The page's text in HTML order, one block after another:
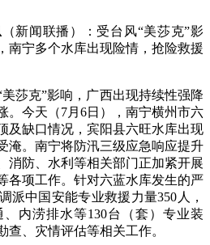
（新闻联播）：受台风“美莎克”影
南宁多个水库出现险情，抢险救援
克”影响，广西出现持续性强降
。今天（7月6日），南宁横州市六
及缺口情况，宾阳县六旺水库出现
淹。南宁将防汛三级应急响应提升
消防、水利等相关部门正加紧开展
各项工作。针对六蓝水库发生的严
派中国安能专业救援力量350人，
内涝排水等130台（套）专业装
、灾情评估等相关工作。